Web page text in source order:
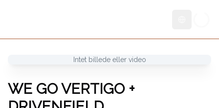
Intet billede eller video
WE GO VERTIGO +